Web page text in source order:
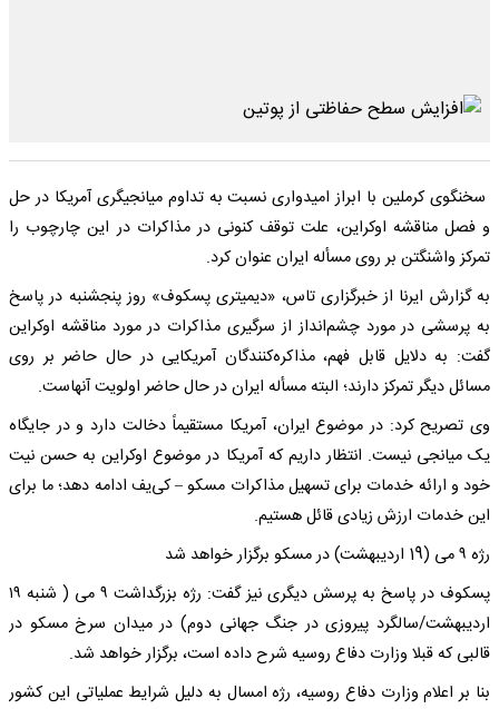
سخنگوی کرملین با ابراز امیدواری نسبت به تداوم میانجیگری آمریکا در حل
و فصل مناقشه اوکراین، علت توقف کنونی در مذاکرات در این چارچوب را
تمرکز واشنگتن بر روی مسأله ایران عنوان کرد.
به گزارش ایرنا از خبرگزاری تاس، «دیمیتری پسکوف» روز پنجشنبه در پاسخ
به پرسشی در مورد چشم‌انداز از سرگیری مذاکرات در مورد مناقشه اوکراین
گفت: به دلایل قابل فهم، مذاکره‌کنندگان آمریکایی در حال حاضر بر روی
مسائل دیگر تمرکز دارند؛ البته مسأله ایران در حال حاضر اولویت آنهاست.
وی تصریح کرد: در موضوع ایران، آمریکا مستقیماً دخالت دارد و در جایگاه
یک میانجی نیست. انتظار داریم که آمریکا در موضوع اوکراین به حسن نیت
خود و ارائه خدمات برای تسهیل مذاکرات مسکو – کی‌یف ادامه دهد؛ ما برای
این خدمات ارزش زیادی قائل هستیم.
رژه ۹ می (19 اردیبهشت) در مسکو برگزار خواهد شد
پسکوف در پاسخ به پرسش دیگری نیز گفت: رژه بزرگداشت ۹ می ( شنبه ۱۹
اردیبهشت/سالگرد پیروزی در جنگ جهانی دوم) در میدان سرخ مسکو در
قالبی که قبلا وزارت دفاع روسیه شرح داده است،‌ برگزار خواهد شد.
بنا بر اعلام وزارت دفاع روسیه، رژه امسال به دلیل شرایط عملیاتی این کشور